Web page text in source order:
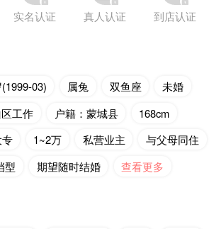
实名认证 真人认证 到店认证
03) 属兔 双鱼座
未婚
工作
户籍：蒙城县
168cm
1~2万 私营业主
与父母同住
型
期望随时结婚 查看更多